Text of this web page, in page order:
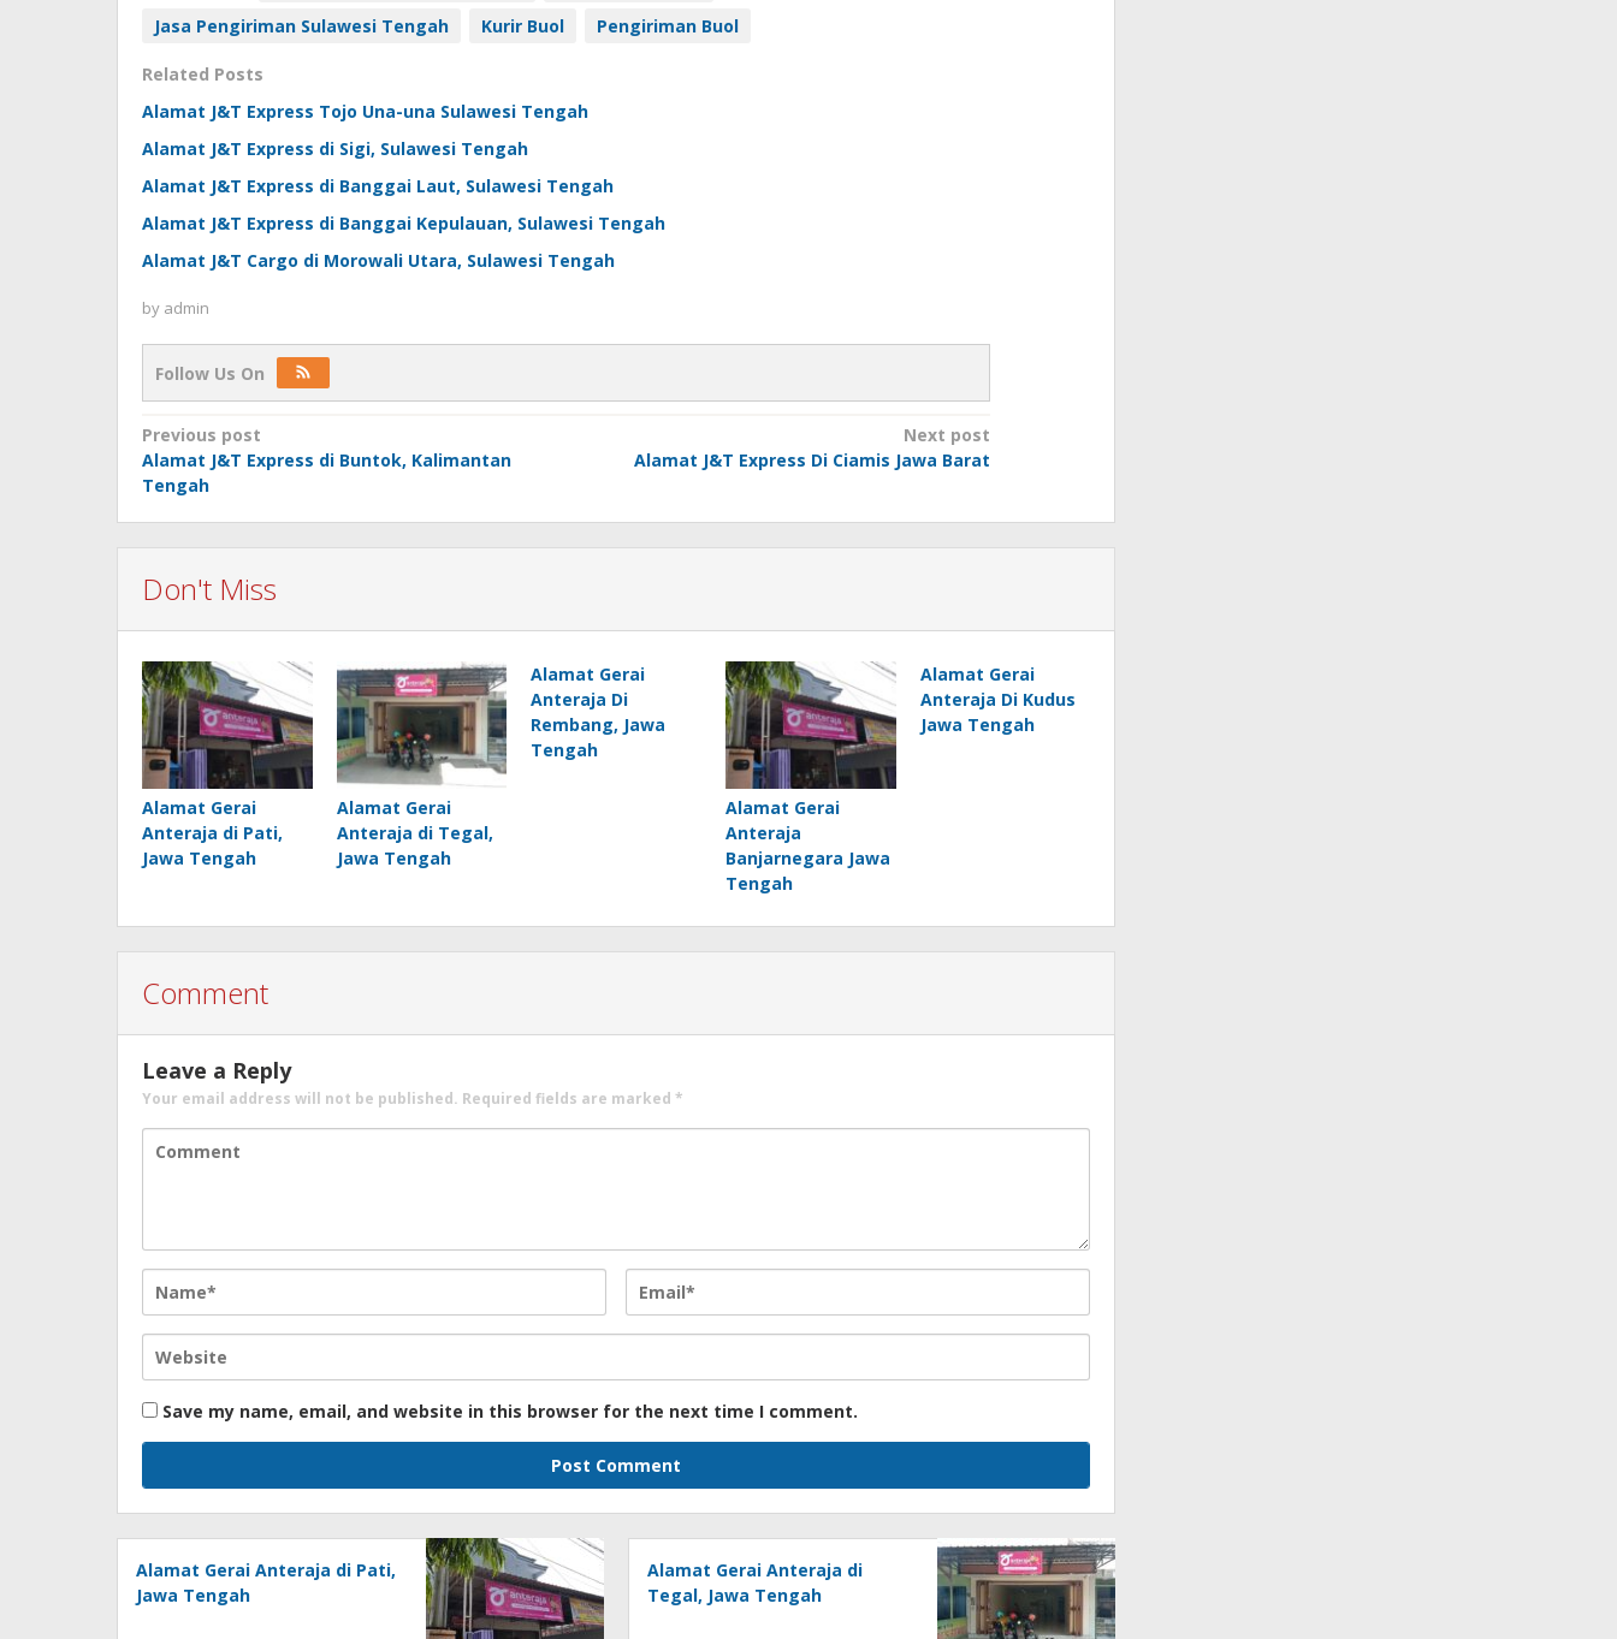
Jasa Pengiriman Sulawesi Tengah
Kurir Buol Pengiriman Buol
Related Posts
Alamat J&T Express Tojo Una-una Sulawesi Tengah
Alamat J&T Express di Sigi, Sulawesi Tengah
Alamat J&T Express di Banggai Laut, Sulawesi Tengah
Alamat J&T Express di Banggai Kepulauan, Sulawesi Tengah
Alamat J&T Cargo di Morowali Utara, Sulawesi Tengah
by admin
Follow Us On
Post
navigation
Previous post
Alamat J&T Express di Buntok, Kalimantan
Tengah
Next post
Alamat J&T Express Di Ciamis Jawa Barat
Don't Miss
Alamat Gerai
Anteraja di Pati,
Jawa Tengah
Alamat Gerai
Anteraja di Tegal,
Jawa Tengah
Alamat Gerai
Anteraja Di
Rembang, Jawa
Tengah
Alamat Gerai
Anteraja
Banjarnegara Jawa
Tengah
Alamat Gerai
Anteraja Di Kudus
Jawa Tengah
Comment
Leave a Reply
Your email address will not be published. Required fields are marked *
Save my name, email, and website in this browser for the next time I comment.
Alamat Gerai Anteraja di Pati,
Jawa Tengah
Alamat Gerai Anteraja di
Tegal, Jawa Tengah